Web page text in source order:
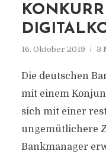
16. Oktober 2019 3
Die deutschen
mit einem
sich mit einer
ungemütlichere
Bankmanager